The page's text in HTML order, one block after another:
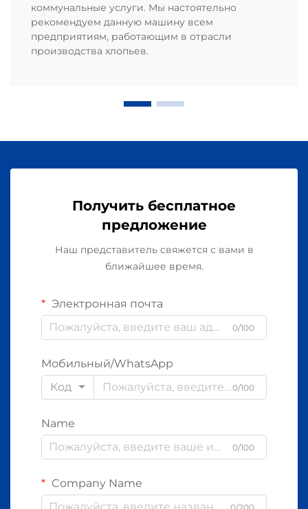
коммунальные услуги. Мы настоятельно
рекомендуем данную машину всем
предприятиям, работающим в отрасли
производства хлопьев.
Получить бесплатное
предложение
Наш представитель свяжется с вами в
ближайшее время.
Электронная почта
0/100
Мобильный/WhatsApp
Код
0/100
Name
0/100
Company Name